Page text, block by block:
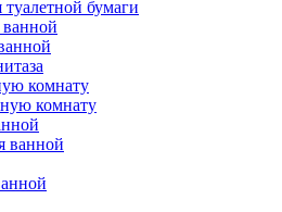
бумаги
комнату
комнату
ванной